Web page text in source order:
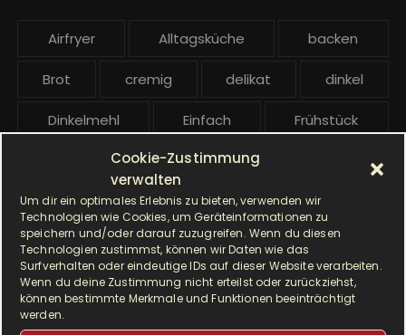
Cookie-Zustimmung
verwalten
Um dir ein optimales Erlebnis zu bieten, verwenden wir
Technologien wie Cookies, um Geräteinformationen zu
speichern und/oder darauf zuzugreifen. Wenn du diesen
Technologien zustimmst, können wir Daten wie das
Surfverhalten oder eindeutige IDs auf dieser Website verarbeiten.
Wenn du deine Zustimmung nicht erteilst oder zurückziehst,
können bestimmte Merkmale und Funktionen beeinträchtigt
werden.
g
Airfryer Alltagsküche backen
Brot cremig delikat dinkel
Dinkelmehl Einfach Frühstück
gesund
Hauptgericht Hefe Hefeteig
HP5031 HP 5031
I Prep & Cook Gourmet kochen
Krups